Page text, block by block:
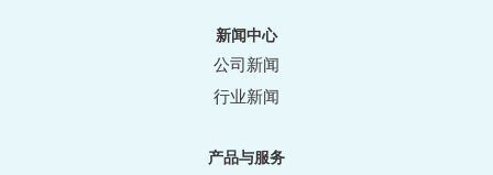
新闻中心
公司新闻
行业新闻
产品与服务